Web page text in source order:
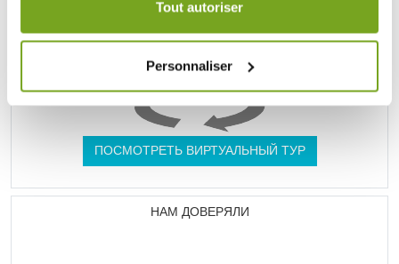
Tout autoriser
Personnaliser
ПОСМОТРЕТЬ ВИРТУАЛЬНЫЙ ТУР
НАМ ДОВЕРЯЛИ